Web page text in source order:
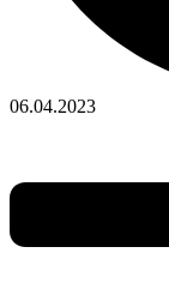
06.04.2023